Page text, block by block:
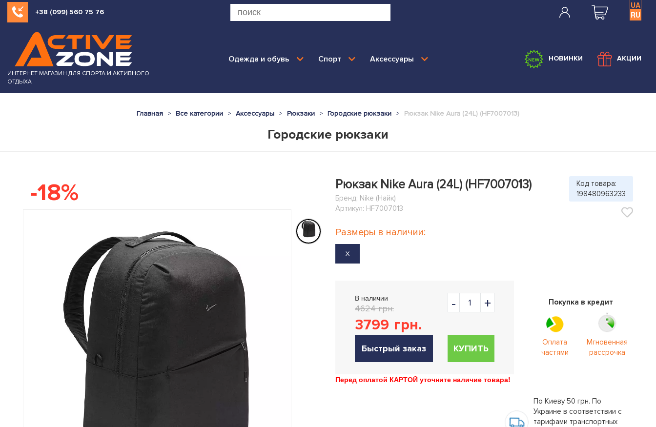
+38 (099) 560 75 76
UA
RU
ИНТЕРНЕТ МАГАЗИН ДЛЯ СПОРТА И АКТИВНОГО
ОТДЫХА
Одежда и обувь Спорт Аксессуары НОВИНКИ АКЦИИ
Главная Все категории Аксессуары Рюкзаки Городские рюкзаки Рюкзак Nike Aura (24L) (HF7007013)
Городские рюкзаки
-18% Рюкзак Nike Aura (24L) (HF7007013)
Бренд: Nike (Найк)
Артикул: HF7007013
Код товара:
198480963233
Размеры в наличии:
X
В наличии
4624 грн.
3799 грн.
Быстрый заказ КУПИТЬ
Покупка в кредит
Оплата
частями
Мгновенная
рассрочка
Перед оплатой КАРТОЙ уточните наличие товара!
По Киеву 50 грн. По
Украине в соответствии с
тарифами транспортных